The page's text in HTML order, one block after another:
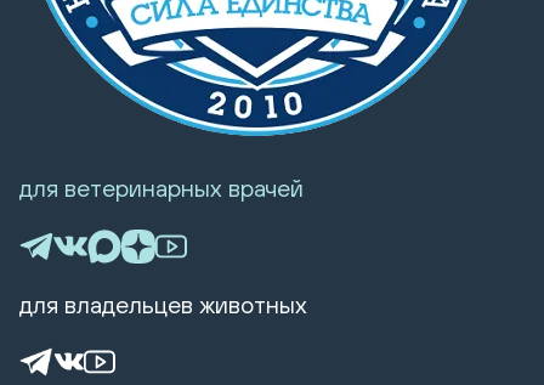
для ветеринарных врачей
для владельцев животных